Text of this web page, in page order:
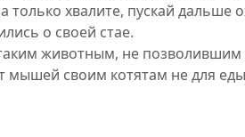
только хвалите, пускай дальше
о своей стае.
животным, не позволившим
мышей своим котятам не для